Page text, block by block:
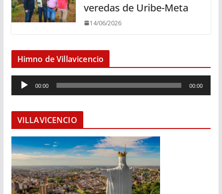
veredas de Uribe-Meta
14/06/2026
Himno de Villavicencio
e
o
d
u
c
t
00:00 00:00
VILLAVICENCIO